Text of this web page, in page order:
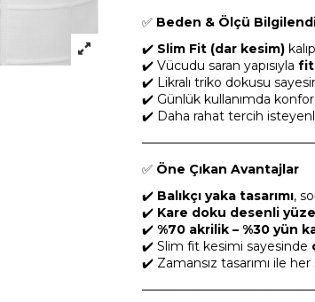
✅ Beden & Ölçü
✔️ Slim Fit (dar kesim)
✔️ Vücudu saran yapısıyla fit
✔️ Likralı triko dokusu
✔️ Günlük kullanımda
✔️ Daha rahat tercih
✅ Öne Çıkan Avantajlar
✔️ Balıkçı yaka tasarımı,
✔️ Kare doku desenli
✔️ %70 akrilik – %30 yün
✔️ Slim fit kesimi sayesinde
✔️ Zamansız tasarımı ile her